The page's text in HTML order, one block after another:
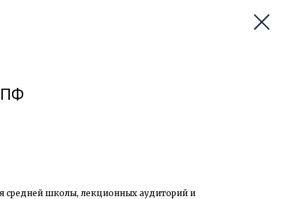
школы, лекционных аудиторий и